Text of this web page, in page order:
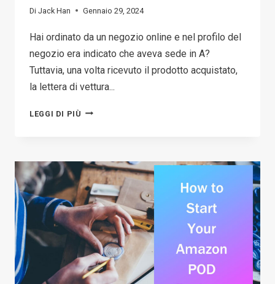
Di Jack Han Gennaio 29, 2024
Hai ordinato da un negozio online e nel profilo del
negozio era indicato che aveva sede in A?
Tuttavia, una volta ricevuto il prodotto acquistato,
la lettera di vettura...
LEGGI DI PIÙ IL
LEGITTIMO?
COME
EVITARE
LE
TRUFFE
DEL
DROPSHIPPING?